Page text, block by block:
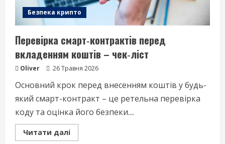
Безпека крипто
Перевірка смарт‑контрактів перед
вкладенням коштів – чек‑ліст
Oliver 26 Травня 2026
Основний крок перед внесенням коштів у будь-
який смарт-контракт – це ретельна перевірка
коду та оцінка його безпеки....
Читати даліRead
more